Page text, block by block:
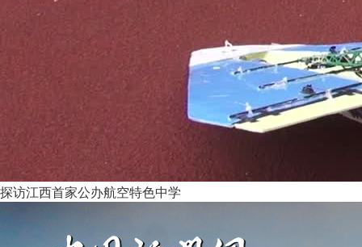
探访江西首家公办航空特色中学